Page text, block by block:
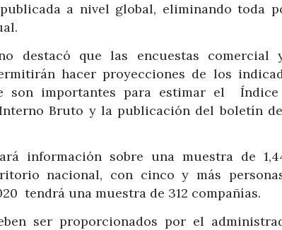
a nivel global, eliminando toda
destacó que las encuestas comercial
hacer proyecciones de los
son importantes para estimar el Índice
Bruto y la publicación del boletín
información sobre una muestra de
nacional, con cinco y más
tendrá una muestra de 312 compañías.
ser proporcionados por el